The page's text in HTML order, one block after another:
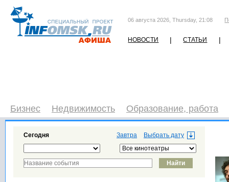
06 августа 2026, Thursday, 21:08
НОВОСТИ | СТАТЬИ |
Бизнес Недвижимость Образование, работа
Завтра
Сегодня